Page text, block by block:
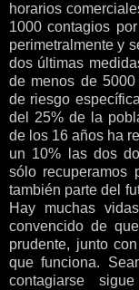
horarios
1000 contagios
perimetralmente y
dos últimas
de menos de
de riesgo
del 25% de la
de los 16 años ha
un 10% las dos
sólo recuperamos
también parte del
Hay muchas
convencido de
prudente, junto
que funciona.
contagiarse